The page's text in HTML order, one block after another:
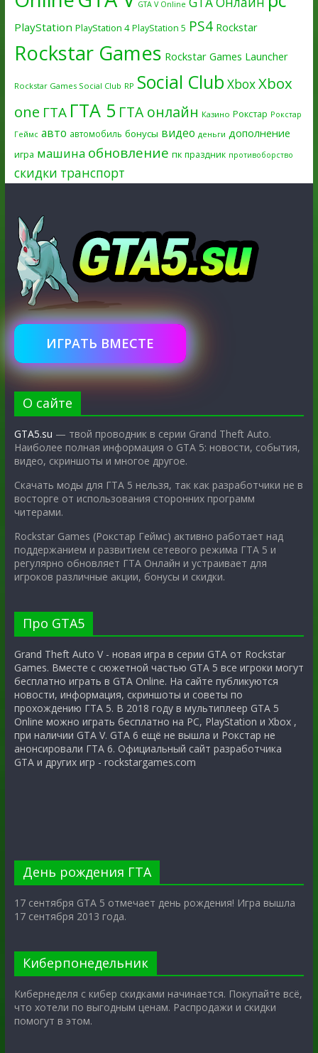
GTA V Online
PlayStation PlayStation 4 PlayStation 5 PS4 Rockstar
Rockstar Games Rockstar Games Launcher
Rockstar Games Social Club RP Social Club XboxXbox
one ГТА ГТА 5 ГТА онлайн Казино Рокстар Рокстар
Геймс авто автомобиль бонусы видео деньги дополнение
игра машина обновление пк праздник противоборство
скидки транспорт
ИГРАТЬ ВМЕСТЕ
О сайте
GTA5.su — твой проводник в серии Grand Theft Auto.
Наиболее полная информация о GTA 5: новости, события,
видео, скриншоты и многое другое.
Скачать моды для ГТА 5 нельзя, так как разработчики не в
восторге от использования сторонних программ
читерами.
Rockstar Games (Рокстар Геймс) активно работает над
поддержанием и развитием сетевого режима ГТА 5 и
регулярно обновляет ГТА Онлайн и устраивает для
игроков различные акции, бонусы и скидки.
Про GTA5
Grand Theft Auto V - новая игра в серии GTA от Rockstar
Games. Вместе с сюжетной частью GTA 5 все игроки могут
бесплатно играть в GTA Online. На сайте публикуются
новости, информация, скриншоты и советы по
прохождению ГТА 5. В 2018 году в мультиплеер GTA 5
Online можно играть бесплатно на PC, PlayStation и Xbox ,
при наличии GTA V. GTA 6 ещё не вышла и Рокстар не
анонсировали ГТА 6. Официальный сайт разработчика
GTA и других игр - rockstargames.com
День рождения ГТА
17 сентября GTA 5 отмечает день рождения! Игра вышла
17 сентября 2013 года.
Киберпонедельник
Кибернеделя с кибер скидками начинается. Покупайте всё,
что хотели по выгодным ценам. Распродажи и скидки
помогут в этом.